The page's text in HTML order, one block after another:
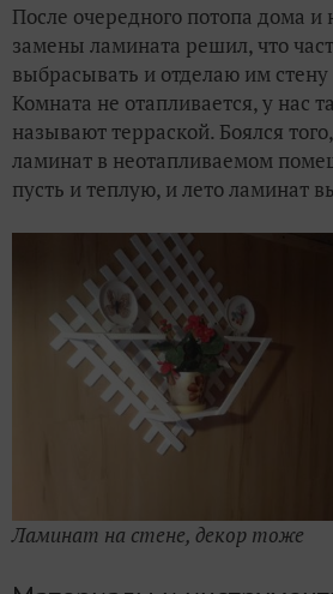
После очередного потопа дома и
замены ламината решил, что
выбрасывать и отделаю им стену
Комната не отапливается, у нас
называют терраской. Боялся
ламинат в неотапливаемом
пусть и теплую, и лето ламинат
Ламинат на стене, декор тоже